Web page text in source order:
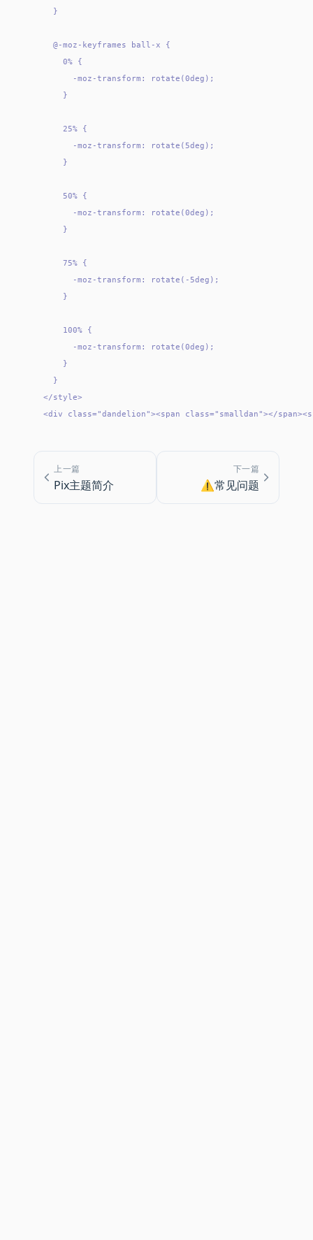
  }
  @-moz-keyframes ball-x {
    0% {
      -moz-transform: rotate(0deg);
    }
    25% {
      -moz-transform: rotate(5deg);
    }
    50% {
      -moz-transform: rotate(0deg);
    }
    75% {
      -moz-transform: rotate(-5deg);
    }
    100% {
      -moz-transform: rotate(0deg);
    }
  }
</style>
上一篇
Pix主题简介
下一篇
⚠️常见问题